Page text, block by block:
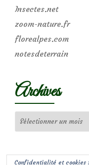
Insectes.net
zoom-nature.fr
florealpes.com
notesdeterrain
Archives
Confidentialité et cookies